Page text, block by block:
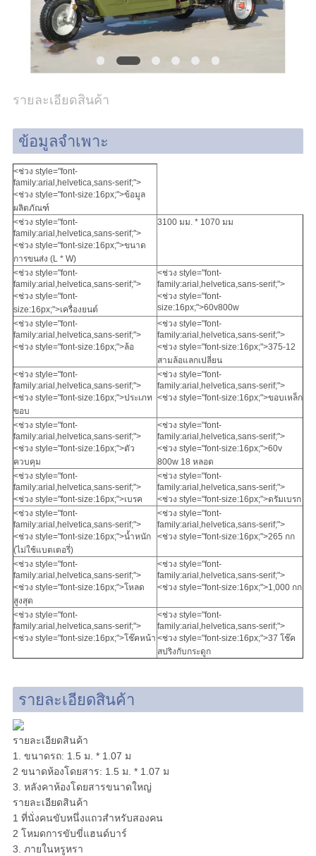
SERVICE
TEMPORARILY
UNAVAILABLE
ขอ
ใบ
เสนอ
ราคา
แผนผัง
เว็บไซต์
PRIVACY
POLICY
รายละเอียดสินค้า
ข้อมูลจำเพาะ
<ช่วง style="font-
family:arial,helvetica,sans-serif;">
<ช่วง style="font-size:16px;">ข้อมูล
ผลิตภัณฑ์
<ช่วง style="font-
family:arial,helvetica,sans-serif;">
<ช่วง style="font-size:16px;">ขนาด
การขนส่ง (L * W)
3100 มม. * 1070 มม
<ช่วง style="font-
family:arial,helvetica,sans-serif;">
<ช่วง style="font-
size:16px;">เครื่องยนต์
<ช่วง style="font-
family:arial,helvetica,sans-serif;">
<ช่วง style="font-
size:16px;">60v800w
<ช่วง style="font-
family:arial,helvetica,sans-serif;">
<ช่วง style="font-size:16px;">ล้อ
<ช่วง style="font-
family:arial,helvetica,sans-serif;">
<ช่วง style="font-size:16px;">375-12
สามล้อแลกเปลี่ยน
<ช่วง style="font-
family:arial,helvetica,sans-serif;">
<ช่วง style="font-size:16px;">ประเภท
ขอบ
<ช่วง style="font-
family:arial,helvetica,sans-serif;">
<ช่วง style="font-size:16px;">ขอบเหล็ก
<ช่วง style="font-
family:arial,helvetica,sans-serif;">
<ช่วง style="font-size:16px;">ตัว
ควบคุม
<ช่วง style="font-
family:arial,helvetica,sans-serif;">
<ช่วง style="font-size:16px;">60v
800w 18 หลอด
<ช่วง style="font-
family:arial,helvetica,sans-serif;">
<ช่วง style="font-size:16px;">เบรค
<ช่วง style="font-
family:arial,helvetica,sans-serif;">
<ช่วง style="font-size:16px;">ดรัมเบรก
<ช่วง style="font-
family:arial,helvetica,sans-serif;">
<ช่วง style="font-size:16px;">น้ำหนัก
(ไม่ใช้แบตเตอรี่)
<ช่วง style="font-
family:arial,helvetica,sans-serif;">
<ช่วง style="font-size:16px;">265 กก
<ช่วง style="font-
family:arial,helvetica,sans-serif;">
<ช่วง style="font-size:16px;">โหลด
สูงสุด
<ช่วง style="font-
family:arial,helvetica,sans-serif;">
<ช่วง style="font-size:16px;">1,000 กก
<ช่วง style="font-
family:arial,helvetica,sans-serif;">
<ช่วง style="font-size:16px;">โช๊คหน้า
<ช่วง style="font-
family:arial,helvetica,sans-serif;">
<ช่วง style="font-size:16px;">37 โช๊ค
สปริงกับกระดูก
รายละเอียดสินค้า
รายละเอียดสินค้า
1. ขนาดรถ: 1.5 ม. * 1.07 ม
2 ขนาดห้องโดยสาร: 1.5 ม. * 1.07 ม
3. หลังคาห้องโดยสารขนาดใหญ่
รายละเอียดสินค้า
1 ที่นั่งคนขับหนึ่งแถวสำหรับสองคน
2 โหมดการขับขี่แฮนด์บาร์
3. ภายในหรูหรา